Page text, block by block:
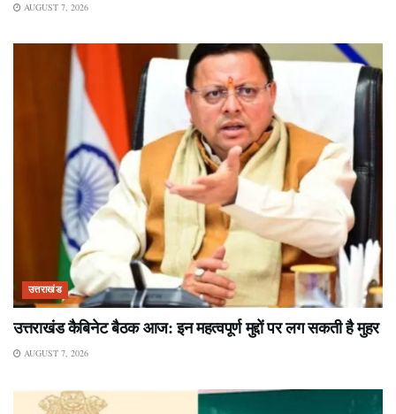
AUGUST 7, 2026
उत्तराखंड
उत्तराखंड कैबिनेट बैठक आज: इन महत्वपूर्ण मुद्दों पर लग सकती है मुहर
AUGUST 7, 2026